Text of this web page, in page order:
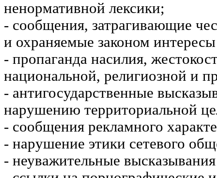
ненормативной лексики;
- сообщения, затрагивающие
и охраняемые законом
- пропаганда насилия,
национальной, религиозной и
- антигосударственные
нарушению территориальной
- сообщения рекламного
- нарушение этики сетевого
- неуважительные